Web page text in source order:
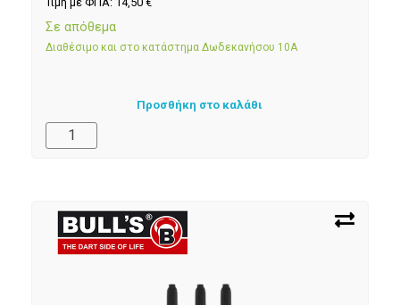
Σε απόθεμα
Διαθέσιμο και στο κατάστημα Δωδεκανήσου 10Α
Προσθήκη στο καλάθι